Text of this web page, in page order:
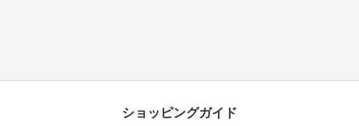
ショッピングガイド